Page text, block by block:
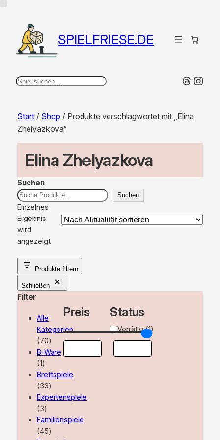
SPIELFRIESE.DE
Suchen
Start/ Shop / Produkte verschlagwortet mit „Elina
Zhelyazkova“
Elina Zhelyazkova
Suchen
Suchen
Einzelnes
Ergebnis
wird
angezeigt
Produkte filtern
Schließen
Filter
Alle
Kategorien
7070
Produkte
B-Ware
11
Produkt
Brettspiele
3333
Produkte
Expertenspiele
33
Produkte
Familienspiele
4545
Preis Status
Verfügbarkeit
Vorrätig(1)